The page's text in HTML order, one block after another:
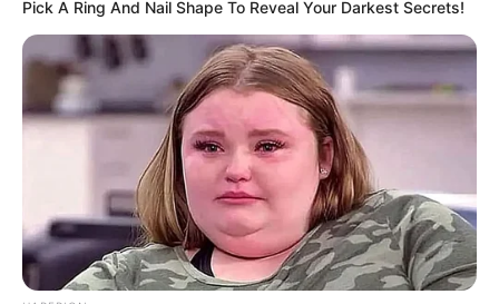
Pick A Ring And Nail Shape To Reveal Your Darkest Secrets!